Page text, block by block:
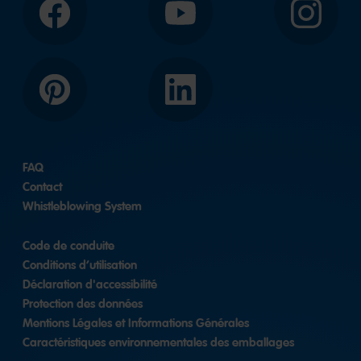
Facebook YouTube Instagram
Pinterest LinkedIn
FAQ
Contact
Whistleblowing System
Code de conduite
Conditions d’utilisation
Déclaration d'accessibilité
Protection des données
Mentions Légales et Informations Générales
Caractéristiques environnementales des emballages